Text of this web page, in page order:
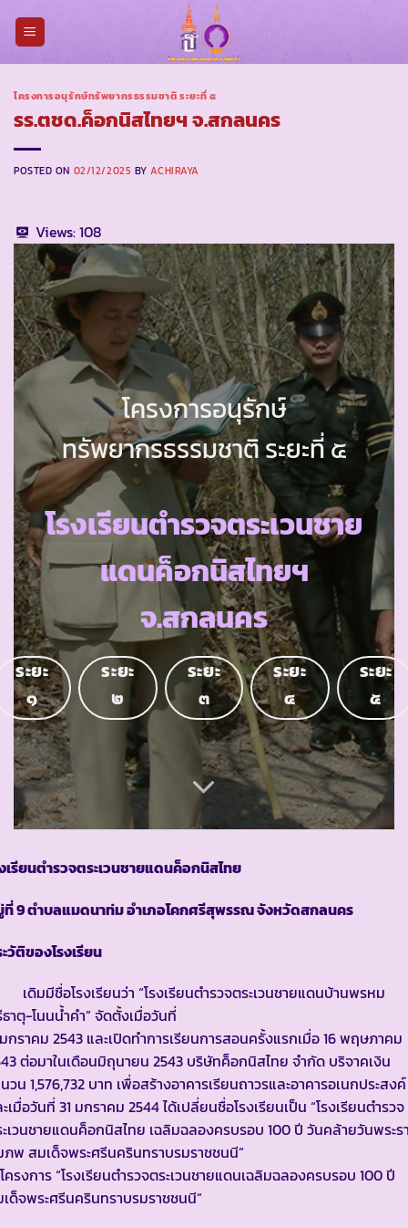
โครงการอนุรักษ์ทรัพยากรธรรมชาติ ระยะที่ ๕
รร.ตชด.ค็อกนิสไทยฯ จ.สกลนคร
POSTED ON 02/12/2025 BYACHIRAYA
Views:108
โครงการอนุรักษ์
ทรัพยากรธรรมชาติ ระยะที่ ๕
โรงเรียนตำรวจตระเวนชาย
แดนค็อกนิสไทยฯ
จ.สกลนคร
ระยะ
๑
ระยะ
๒
ระยะ
๓
ระยะ
๔
ระยะ
๕
เรียนตำรวจตระเวนชายแดนค็อกนิสไทย
9 ตำบลแมดนาท่ม อำเภอโคกศรีสุพรรณ จังหวัดสกลนคร
วัติของโรงเรียน
มีชื่อโรงเรียนว่า “โรงเรียนตำรวจตระเวนชายแดนบ้านพรหม
าตุ-โนนน้ำคำ” จัดตั้งเมื่อวันที่
มกราคม 2543 และเปิดทำการเรียนการสอนครั้งแรกเมื่อ 16 พฤษภาคม
ต่อมาในเดือนมิถุนายน 2543 บริษัทค็อกนิสไทย จำกัด บริจาคเงิน
วน 1,576,732 บาท เพื่อสร้างอาคารเรียนถาวรและอาคารอเนกประสงค์
เมื่อวันที่ 31 มกราคม 2544 ได้เปลี่ยนชื่อโรงเรียนเป็น “โรงเรียนตำรวจ
เวนชายแดนค็อกนิสไทย เฉลิมฉลองครบรอบ 100 ปี วันคล้ายวันพระร
พ สมเด็จพระศรีนครินทราบรมราชชนนี”
ครงการ “โรงเรียนตำรวจตระเวนชายแดนเฉลิมฉลองครบรอบ 100 ปี
ด็จพระศรีนครินทราบรมราชชนนี”